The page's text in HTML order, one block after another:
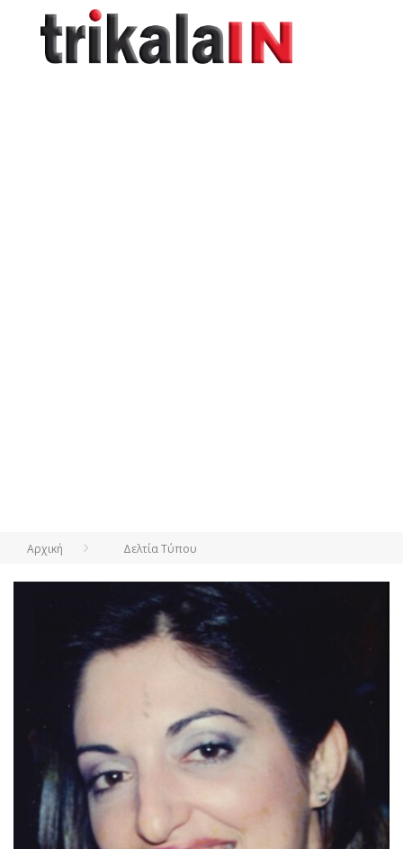
Αρχική Δελτία Τύπου